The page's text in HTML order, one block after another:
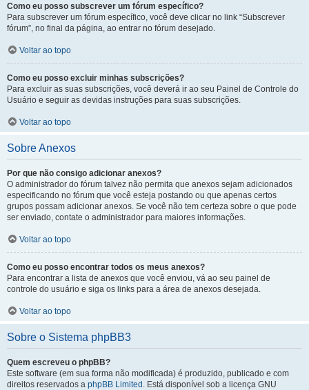
Como eu posso subscrever um fórum específico?
Para subscrever um fórum específico, você deve clicar no link “Subscrever
fórum”, no final da página, ao entrar no fórum desejado.
Voltar ao topo
Como eu posso excluir minhas subscrições?
Para excluir as suas subscrições, você deverá ir ao seu Painel de Controle do
Usuário e seguir as devidas instruções para suas subscrições.
Voltar ao topo
Sobre Anexos
Por que não consigo adicionar anexos?
O administrador do fórum talvez não permita que anexos sejam adicionados
especificando no fórum que você esteja postando ou que apenas certos
grupos possam adicionar anexos. Se você não tem certeza sobre o que pode
ser enviado, contate o administrador para maiores informações.
Voltar ao topo
Como eu posso encontrar todos os meus anexos?
Para encontrar a lista de anexos que você enviou, vá ao seu painel de
controle do usuário e siga os links para a área de anexos desejada.
Voltar ao topo
Sobre o Sistema phpBB3
Quem escreveu o phpBB?
Este software (em sua forma não modificada) é produzido, publicado e com
direitos reservados a phpBB Limited . Está disponível sob a licença GNU